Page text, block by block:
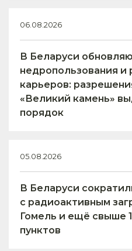
06.08.2026
В Беларуси
недропользования и
карьеров:
«Великий камень»
порядок
05.08.2026
В Беларуси
с радиоактивным
Гомель и ещё свыше
пунктов